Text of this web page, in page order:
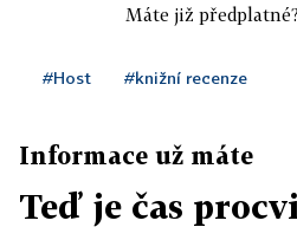
Máte již
#Host #knižní recenze
Informace už máte
Teď je čas